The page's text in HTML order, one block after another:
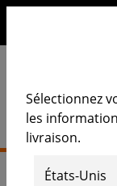
Sélectionnez
les
livraison.